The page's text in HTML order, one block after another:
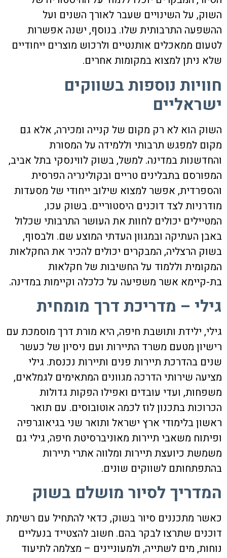
השוק, על השינויים שעבר לאורך השנים ועל
ההשפעה התרבותית שלו. בנוסף, ישנה אפשרות
לטעום ממאכלים אותנטיים ולרכוש מוצרים ייחודיים
שלא ניתן למצוא במקומות אחרים.
חוויות נוספות בשווקים
ישראליים
השוק הוא לא רק מקום של קנייה ומכירה, אלא גם
מקום למפגש תרבותי וללמידה על המסורת
והחדשנות במדינה. למשל, בשוק לווינסקי בתל אביב,
המפורסם בתבלינים טריים ובקולינריה הפרסית
והספרדית, אפשר למצוא שילוב ייחודי של מסעדות
מודרניות לצד דוכנים היסטוריים. בשוק עכו,
המטיילים יכולים לחוות את העושר התרבותי שכלול
באבן העתיקה ובמגוון העדתי המוצע שם. ולבסוף,
בשוק הרצליה, המבקרים יכולים להכיר את החקלאות
המקומית וללמוד על החשיבות של חקלאות
בת-קיימא אשר משפיעה על כלכלה וקיימות במדינה.
גילי – מדריכת דרך מומחית
גילי, ילידת ותושבת חיפה, היא מורת דרך מוסמכת עם
רישיון מטעם משרד התיירות ועם ניסיון של כעשר
שנים בהדרכת תיירות פנים ותיירות נכנסת. גילי
מציעה שירותי הדרכה מגוונים המתאימים לגמלאים,
משפחות, ועדי עובדים ואפילו הפקות גדולות
הכרוכות בתכנון לוז לכמה אוטובוסים. עם תואר
ראשון בלימודי ארץ ישראל ותואר שני בגיאוגרפיה
ופיתוח משאבי תיירות מאוניברסיטת חיפה, גילי גם
משמשת כיועצת תיירות ומלווה אתרי תיירות
בהתפתחותם לשווקים שונים.
המדריך לסיור מושלם בשוק
כאשר מתכננים סיור בשוק, כדאי להתחיל עם רשימת
דוכנים שתרצו לבקר בהם. חשוב להצטייד בנעליים
נוחות, מים לשתייה, ולמעוניינים – מצלמה לתיעוד